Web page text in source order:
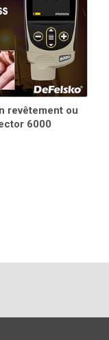
revêtement ou
6000